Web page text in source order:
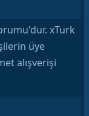
xTurk
üye
alışverişi